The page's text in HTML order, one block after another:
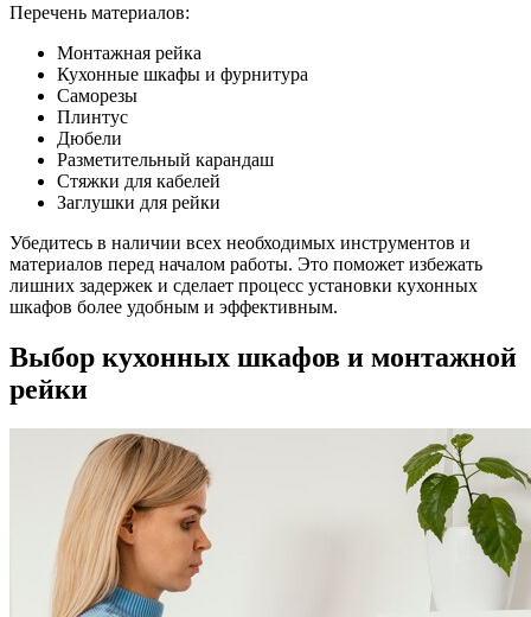
Перечень материалов:
Монтажная рейка
Кухонные шкафы и фурнитура
Саморезы
Плинтус
Дюбели
Разметительный карандаш
Стяжки для кабелей
Заглушки для рейки
Убедитесь в наличии всех необходимых инструментов и
материалов перед началом работы. Это поможет избежать
лишних задержек и сделает процесс установки кухонных
шкафов более удобным и эффективным.
Выбор кухонных шкафов и монтажной
рейки